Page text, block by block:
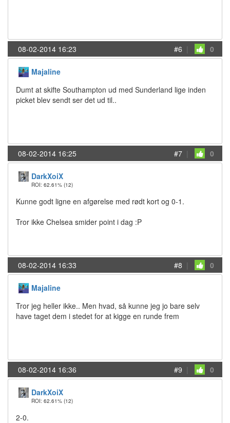
08-02-2014 16:23 #6 | 0
Majaline
Dumt at skifte Southampton ud med Sunderland lige inden
picket blev sendt ser det ud til..
08-02-2014 16:25 #7 | 0
DarkXoiX
ROI: 62.61% (12)
Kunne godt ligne en afgørelse med rødt kort og 0-1.
Tror ikke Chelsea smider point i dag :P
08-02-2014 16:33 #8 | 0
Majaline
Tror jeg heller ikke.. Men hvad, så kunne jeg jo bare selv
have taget dem i stedet for at kigge en runde frem
08-02-2014 16:36 #9 | 0
DarkXoiX
ROI: 62.61% (12)
2-0.